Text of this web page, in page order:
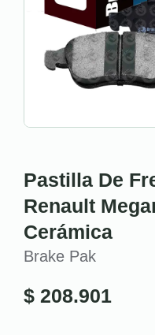
Pastilla De
Renault
Cerámica
Brake Pak
$ 208.901